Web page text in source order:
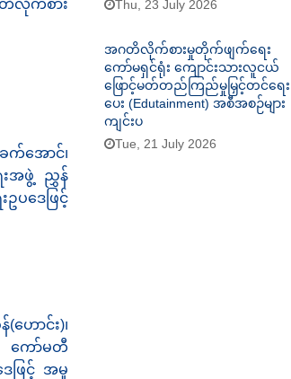
တိလိုက်စား
အောင်၊
းအဖွဲ့ ညွှန်
ပဒေဖြင့်
ောင်း)၊
ကော်မတီ
ဖြင့် အမှု
Thu, 23 July 2026
အဂတိလိုက်စားမှုတိုက်ဖျက်ရေး
ကော်မရှင်ရုံး ကျောင်းသားလူငယ်
ဖြောင့်မတ်တည်ကြည်မှုမြှင့်တင်ရေ
ပေး (Edutainment) အစီအစဉ်များ
ကျင်းပ
Tue, 21 July 2026